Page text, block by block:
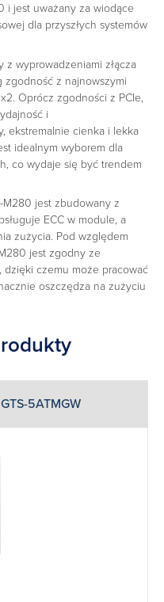
i jest uważany za wiodące
dla przyszłych systemów
z wyprowadzeniami złącza
zgodność z najnowszymi
Oprócz zgodności z PCIe,
i
ekstremalnie cienka i lekka
idealnym wyborem dla
co wydaje się być trendem
M280 jest zbudowany z
ECC w module, a
zużycia. Pod względem
jest zgodny ze
dzięki czemu może pracować
oszczędza na zużyciu
5ATMGW